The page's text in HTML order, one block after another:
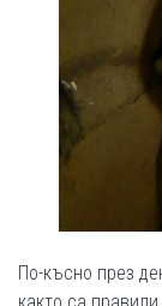
По-късно през